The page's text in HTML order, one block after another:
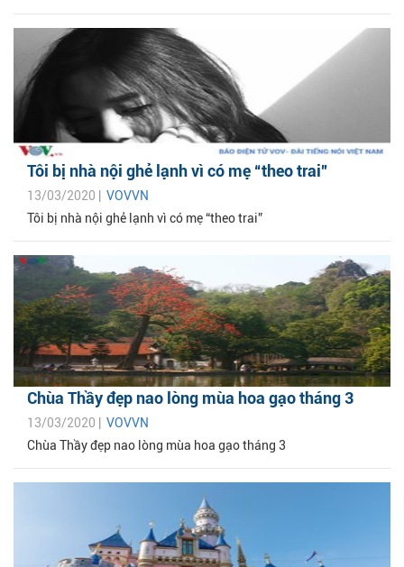
Tôi bị nhà nội ghẻ lạnh vì có mẹ “theo trai”
13/03/2020 | VOVVN
Tôi bị nhà nội ghẻ lạnh vì có mẹ “theo trai”
Chùa Thầy đẹp nao lòng mùa hoa gạo tháng 3
13/03/2020 | VOVVN
Chùa Thầy đẹp nao lòng mùa hoa gạo tháng 3